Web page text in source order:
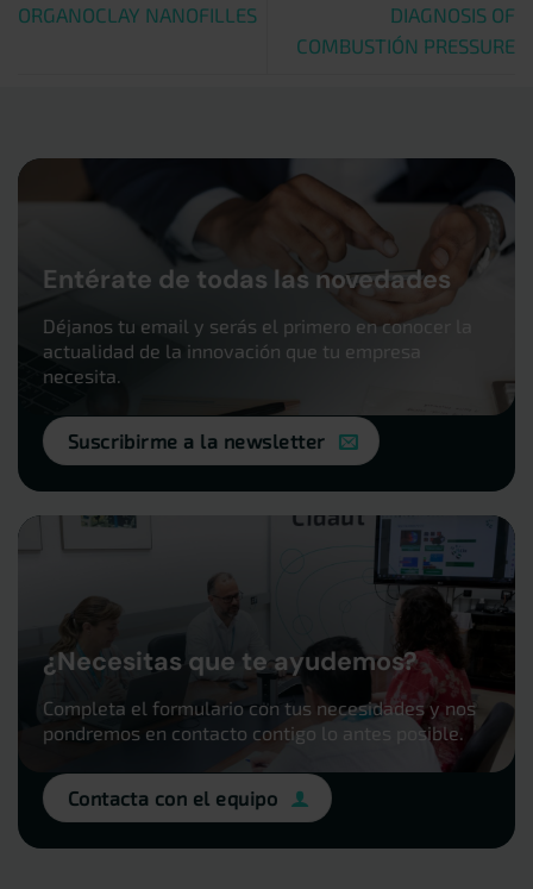
ORGANOCLAY NANOFILLES
DIAGNOSIS OF
COMBUSTIÓN PRESSURE
Entérate de todas las novedades
Déjanos tu email y serás el primero en conocer la
actualidad de la innovación que tu empresa
necesita.
Suscribirme a la newsletter
¿Necesitas que te ayudemos?
Completa el formulario con tus necesidades y nos
pondremos en contacto contigo lo antes posible.
Contacta con el equipo